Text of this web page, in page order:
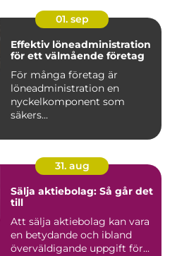
01. sep
Effektiv löneadministration
för ett välmående företag
För många företag är
löneadministration en
nyckelkomponent som
säkers...
31. aug
Sälja aktiebolag: Så går det
till
Att sälja aktiebolag kan vara
en betydande och ibland
överväldigande uppgift för...